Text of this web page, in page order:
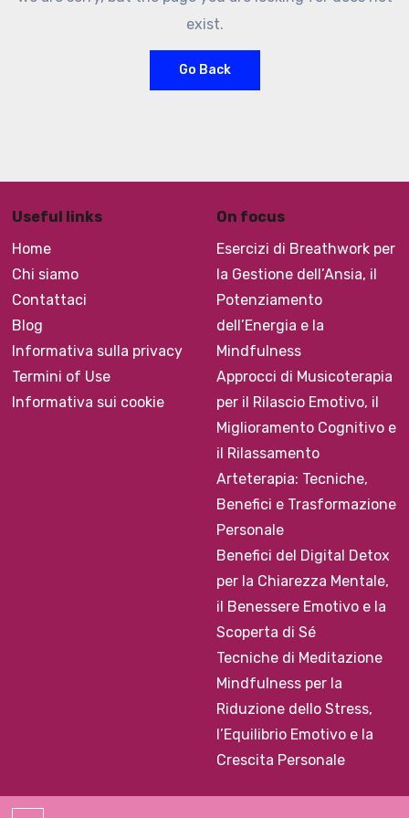
exist.
Go Back
Useful links
Home
Chi siamo
Contattaci
Blog
Informativa sulla privacy
Termini of Use
Informativa sui cookie
On focus
Esercizi di Breathwork per
la Gestione dell’Ansia, il
Potenziamento
dell’Energia e la
Mindfulness
Approcci di Musicoterapia
per il Rilascio Emotivo, il
Miglioramento Cognitivo e
il Rilassamento
Arteterapia: Tecniche,
Benefici e Trasformazione
Personale
Benefici del Digital Detox
per la Chiarezza Mentale,
il Benessere Emotivo e la
Scoperta di Sé
Tecniche di Meditazione
Mindfulness per la
Riduzione dello Stress,
l’Equilibrio Emotivo e la
Crescita Personale